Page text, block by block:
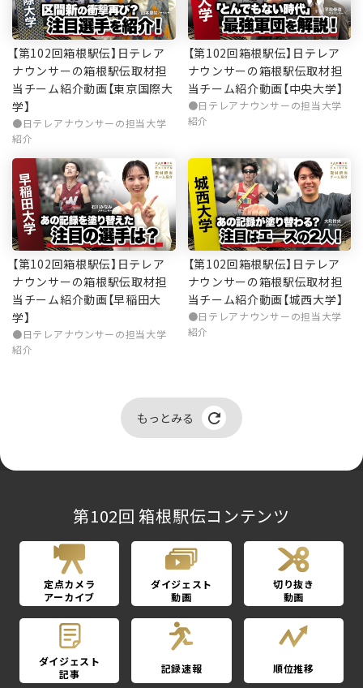
【第102回箱根駅伝】日テレア
ナウンサーの箱根駅伝取材担
当チーム紹介動画【東京国際大
学】
日テレアナウンサーの担当大学
紹介
【第102回箱根駅伝】日テレア
ナウンサーの箱根駅伝取材担
当チーム紹介動画【中央大学】
日テレアナウンサーの担当大学
紹介
【第102回箱根駅伝】日テレア
ナウンサーの箱根駅伝取材担
当チーム紹介動画【早稲田大
学】
日テレアナウンサーの担当大学
紹介
【第102回箱根駅伝】日テレア
ナウンサーの箱根駅伝取材担
当チーム紹介動画【城西大学】
日テレアナウンサーの担当大学
紹介
もっとみる
第102回 箱根駅伝コンテンツ
定点カメラ
アーカイブ
ダイジェスト
動画
切り抜き
動画
ダイジェスト
記事
記録速報 順位推移